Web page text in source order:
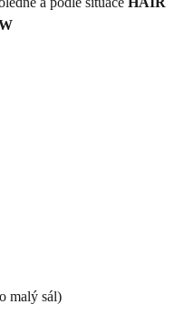
malý sál)